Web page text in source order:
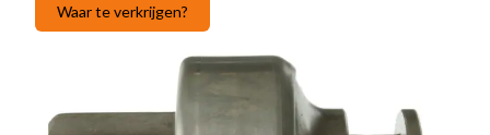
Waar te verkrijgen?